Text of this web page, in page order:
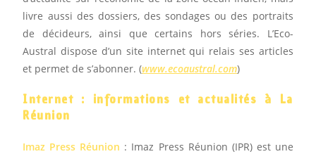
livre aussi des dossiers, des sondages ou des portraits
de décideurs, ainsi que certains hors séries. L’Eco-
Austral dispose d’un site internet qui relais ses articles
et permet de s’abonner. (www.ecoaustral.com)
Internet : informations et actualités à La
Réunion
Imaz Press Réunion : Imaz Press Réunion (IPR) est une